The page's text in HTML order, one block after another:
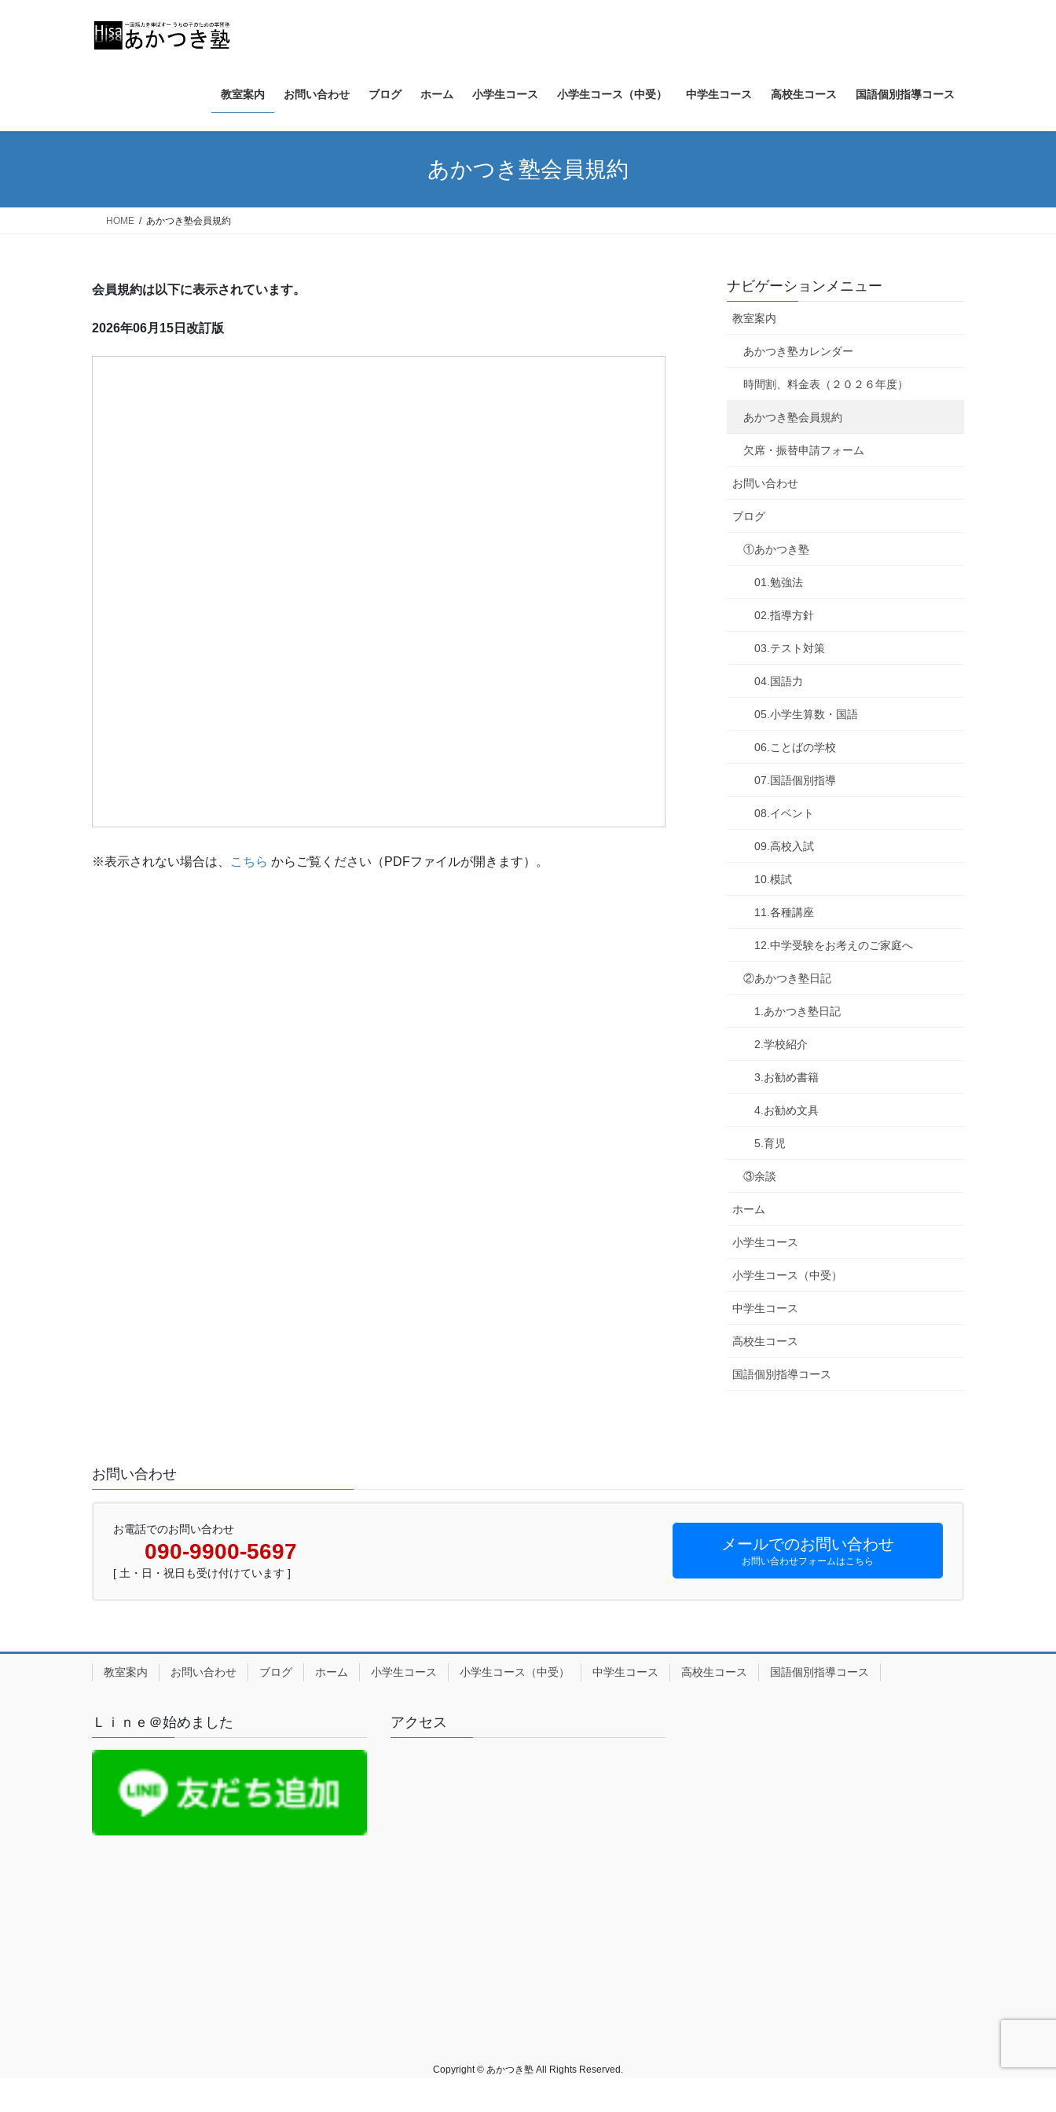
教室案内 お問い合わせ ブログ ホーム 小学生コース 小学生コース（中受） 中学生コース 高校生コース 国語個別指導コース
あかつき塾会員規約
HOME あかつき塾会員規約
会員規約は以下に表示されています。
2026年06月15日改訂版
※表示されない場合は、 こちら からご覧ください（PDFファイルが開きます）。
ナビゲーションメニュー
教室案内
あかつき塾カレンダー
時間割、料金表（２０２６年度）
あかつき塾会員規約
欠席・振替申請フォーム
お問い合わせ
ブログ
①あかつき塾
01.勉強法
02.指導方針
03.テスト対策
04.国語力
05.小学生算数・国語
06.ことばの学校
07.国語個別指導
08.イベント
09.高校入試
10.模試
11.各種講座
12.中学受験をお考えのご家庭へ
②あかつき塾日記
1.あかつき塾日記
2.学校紹介
3.お勧め書籍
4.お勧め文具
5.育児
③余談
ホーム
小学生コース
小学生コース（中受）
中学生コース
高校生コース
国語個別指導コース
お問い合わせ
お電話でのお問い合わせ
090-9900-5697
[ 土・日・祝日も受け付けています ]
メールでのお問い合わせ
お問い合わせフォームはこちら
教室案内 お問い合わせ ブログ ホーム 小学生コース 小学生コース（中受） 中学生コース 高校生コース 国語個別指導コース
Ｌｉｎｅ＠始めました アクセス
Copyright © あかつき塾 All Rights Reserved.